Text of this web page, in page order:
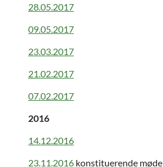
28.05.2017
09.05.2017
23.03.2017
21.02.2017
07.02.2017
2016
14.12.2016
23.11.2016 konstituerende møde